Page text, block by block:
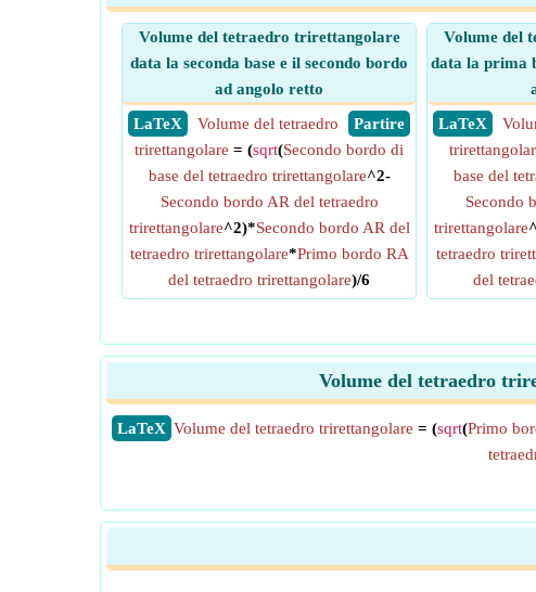
Volume del tetraedro trirettangolare
data la seconda base e il secondo bordo
ad angolo retto
​ LaTeX
​ Partire
Volume del tetraedro
trirettangolare = (sqrt(Secondo bordo di
base del tetraedro trirettangolare^2-
Secondo bordo AR del tetraedro
trirettangolare^2)*Secondo bordo AR del
tetraedro trirettangolare*Primo bordo RA
del tetraedro trirettangolare)/6
Volume del
data la prima
​ LaTeX
base del
Secondo
trirettangolare
tetraedro
del
Volume del tetraedro
​LaTeX Volume del tetraedro trirettangolare = (sqrt(Primo